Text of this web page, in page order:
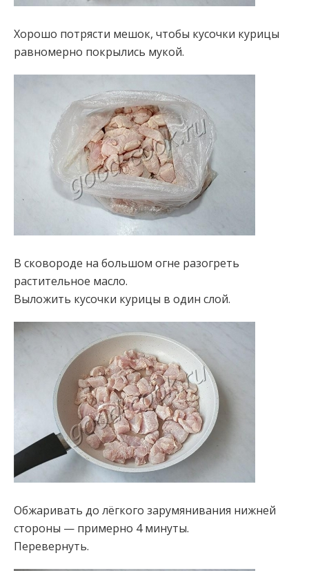
Хорошо потрясти мешок, чтобы кусочки курицы
равномерно покрылись мукой.
В сковороде на большом огне разогреть
растительное масло.
Выложить кусочки курицы в один слой.
Обжаривать до лёгкого зарумянивания нижней
стороны — примерно 4 минуты.
Перевернуть.